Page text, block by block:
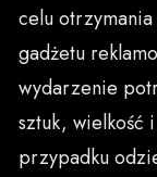
celu
gadżetu
wydarzenie
sztuk, wielkość
przypadku